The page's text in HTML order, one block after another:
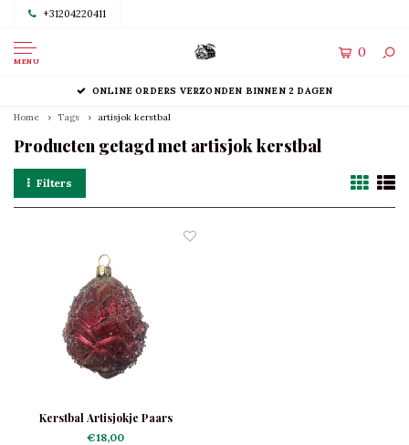
+31204220411
MENU
0
ONLINE ORDERS VERZONDEN BINNEN 2 DAGEN
Home Tags artisjok kerstbal
Producten getagd met artisjok kerstbal
Filters
Kerstbal Artisjokje Paars
€18,00